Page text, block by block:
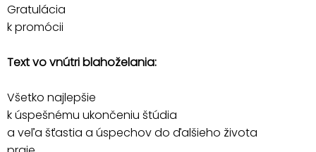
Gratulácia
k promócii
Text vo vnútri blahoželania:
Všetko najlepšie
k úspešnému ukončeniu štúdia
a veľa šťastia a úspechov do ďalšieho života